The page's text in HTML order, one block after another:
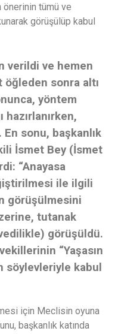
tümü ve
görüşülüp kabul
verildi ve hemen
öğleden sonra altı
yöntem
sonu, başkanlık
İsmet Bey (İsmet
“Anayasa
ile ilgili
görüşülmesini
tutanak
görüşüldü.
“Yaşasın
söylevleriyle kabul
için Meclisin oyuna
başkanlık katında